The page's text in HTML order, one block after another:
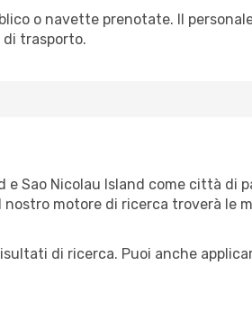
o navette prenotate. Il
di trasporto.
e Sao Nicolau Island come città di
nostro motore di ricerca troverà le
di ricerca. Puoi anche